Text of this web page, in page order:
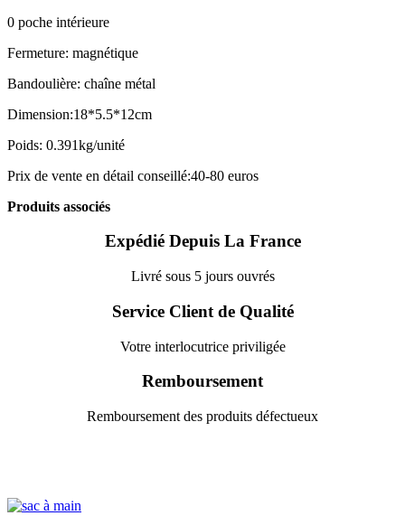
0 poche intérieure
Fermeture: magnétique
Bandoulière: chaîne métal
Dimension:18*5.5*12cm
Poids: 0.391kg/unité
Prix de vente en détail conseillé:40-80 euros
Produits associés
Expédié Depuis La France
Livré sous 5 jours ouvrés
Service Client de Qualité
Votre interlocutrice priviligée
Remboursement
Remboursement des produits défectueux